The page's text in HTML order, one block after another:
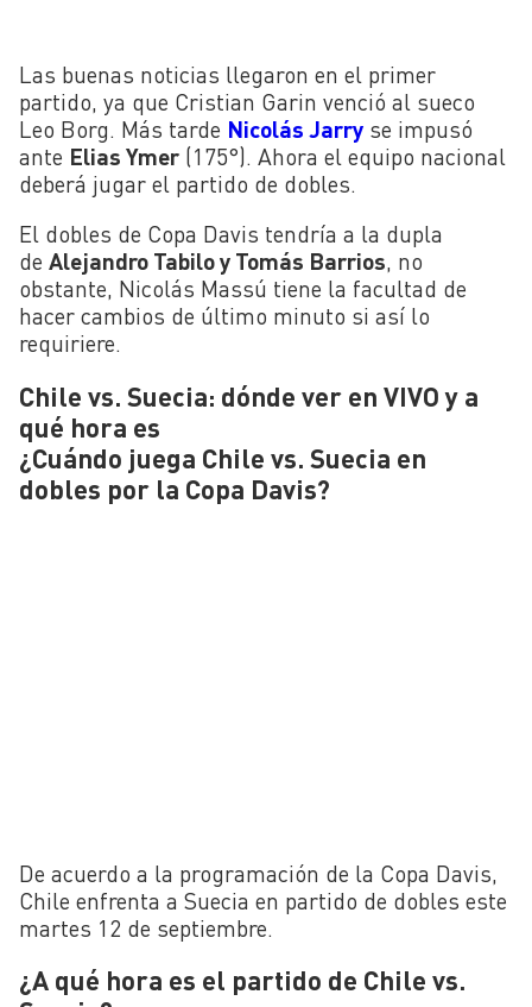
Las buenas noticias llegaron en el primer
partido, ya que Cristian Garin venció al sueco
Leo Borg. Más tarde Nicolás Jarry se impusó
ante Elias Ymer (175°). Ahora el equipo nacional
deberá jugar el partido de dobles.
El dobles de Copa Davis tendría a la dupla
de Alejandro Tabilo y Tomás Barrios, no
obstante, Nicolás Massú tiene la facultad de
hacer cambios de último minuto si así lo
requiriere.
Chile vs. Suecia: dónde ver en VIVO y a
qué hora es
¿Cuándo juega Chile vs. Suecia en
dobles por la Copa Davis?
De acuerdo a la programación de la Copa Davis,
Chile enfrenta a Suecia en partido de dobles este
martes 12 de septiembre.
¿A qué hora es el partido de Chile vs.